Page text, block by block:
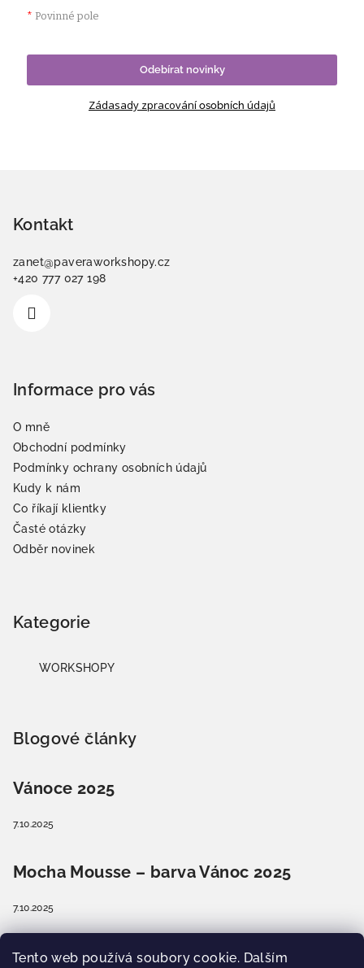
Tento web používá soubory cookie. Dalším
* Povinné pole
Odebírat novinky
Zádasady zpracování osobních údajů
Kontakt
zanet@paveraworkshopy.cz
+420 777 027 198
Informace pro vás
O mně
Obchodní podmínky
Podmínky ochrany osobních údajů
Kudy k nám
Co říkají klientky
Časté otázky
Odběr novinek
Kategorie
WORKSHOPY
Blogové články
Vánoce 2025
7.10.2025
Mocha Mousse – barva Vánoc 2025
7.10.2025
Barva Vánoc 2025? Příroda se vrací domů.